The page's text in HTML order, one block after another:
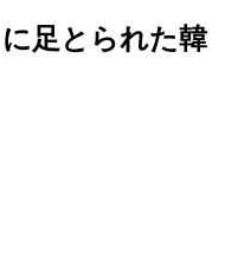
に足とられた韓